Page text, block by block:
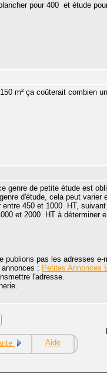
pour 400  et étude
m² ça coûterait combien
genre de petite étude est
d'étude, cela peut
450 et 1000  HT,
et 2000  HT à
publions pas les adresses
: Petites Annonces
l'adresse.
Aide